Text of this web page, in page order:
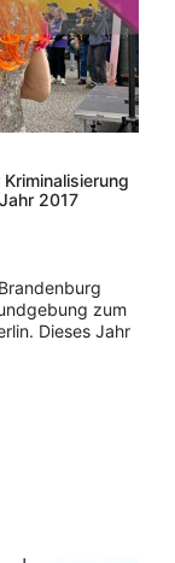
2017
zum
Dieses Jahr